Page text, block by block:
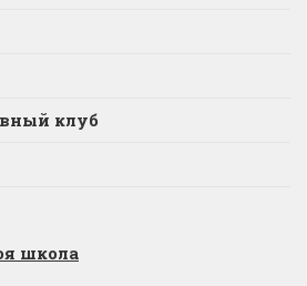
клуб
школа